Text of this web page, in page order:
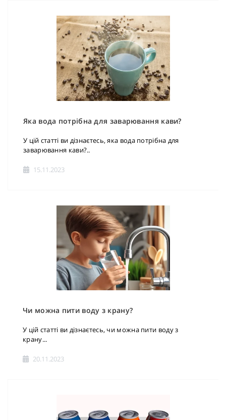
Яка вода потрібна для заварювання кави?
У цій статті ви дізнаєтесь, яка вода потрібна для
заварювання кави?..
15.11.2023
Чи можна пити воду з крану?
У цій статті ви дізнаєтесь, чи можна пити воду з
крану...
20.11.2023